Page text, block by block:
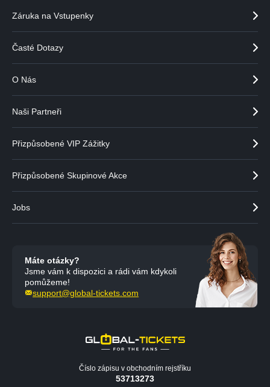
Záruka na Vstupenky
Časté Dotazy
O Nás
Naši Partneři
Přizpůsobené VIP Zážitky
Přizpůsobené Skupinové Akce
Jobs
Máte otázky?
Jsme vám k dispozici a rádi vám kdykoli
pomůžeme!
support@global-tickets.com
Číslo zápisu v obchodním rejstříku
53713273